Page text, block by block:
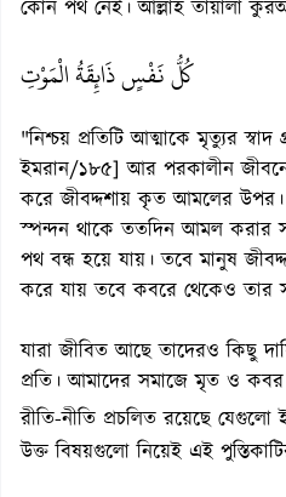
কোন পথ নেই। আল্লাহ তায়ালা
كُلُّ نَفْسٍ ذَائِقَةُ الْمَوْتِ
"নিশ্চয় প্রতিটি আত্মাকে মৃত্যুর
ইমরান/১৮৫] আর পরকালীন জীবনের
করে জীবদ্দশায় কৃত আমলের উপর।
স্পন্দন থাকে ততদিন আমল করার
পথ বন্ধ হয়ে যায়। তবে মানুষ
করে যায় তবে কবরে থেকেও তার
যারা জীবিত আছে তাদেরও কিছু
প্রতি। আমাদের সমাজে মৃত ও কবর
রীতি-নীতি প্রচলিত রয়েছে
উক্ত বিষয়গুলো নিয়েই এই